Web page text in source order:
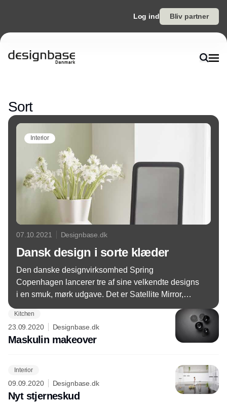
Log ind Bliv partner
Sort
Interior
07.10.2021 Designbase.dk
Dansk design i sorte klæder
Den danske designvirksomhed Spring
Copenhagen lancerer tre af sine velkendte designs
i en smuk, mørk udgave. Det er Satellite Mirror,
minimalistisk udtryk, når de tre designs bliver sorte.
Kitchen
23.09.2020 Designbase.dk
Maskulin makeover
Interior
09.09.2020 Designbase.dk
Nyt stjerneskud